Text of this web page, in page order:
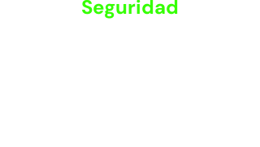
Seguridad